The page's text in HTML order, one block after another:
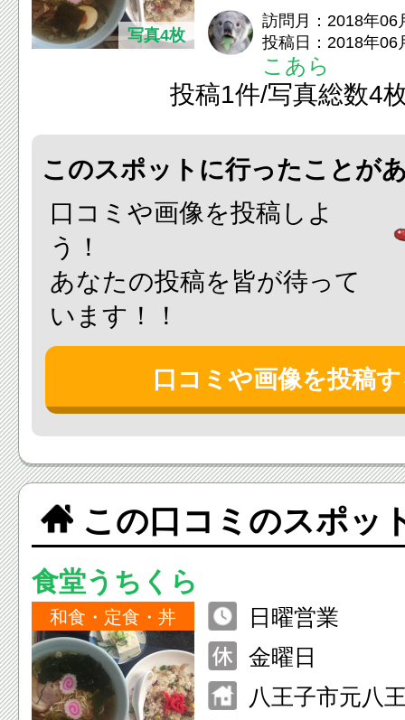
写真4枚
ろにあり「こんなと
あったんだ...
訪問月：2018年06
投稿日：2018年06
こあら
投稿1件/写真総数4
このスポットに行ったことが
口コミや画像を投稿しよ
う！
あなたの投稿を皆が待って
います！！
口コミや画像を投稿
この口コミのスポッ
食堂うちくら
和食・定食・丼
日曜営業
金曜日
八王子市元八